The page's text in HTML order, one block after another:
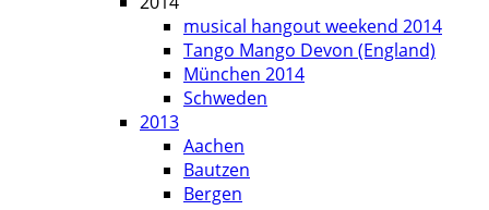
musical hangout weekend 2014
Tango Mango Devon (England)
München 2014
Schweden
2013
Aachen
Bautzen
Bergen